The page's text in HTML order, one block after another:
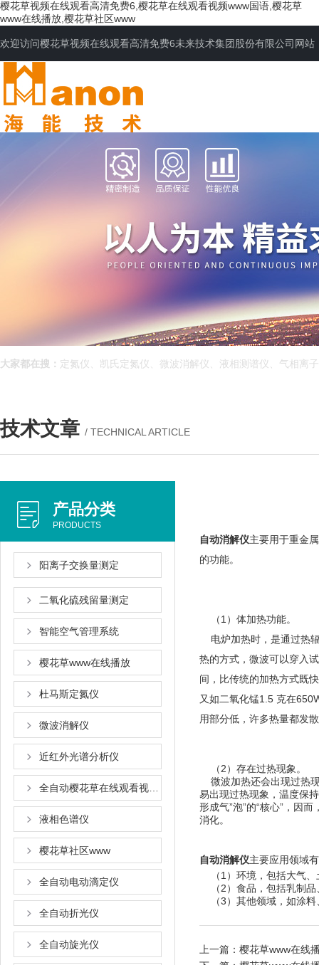
樱花草视频在线观看高清免费6,樱花草在线观看视频www国语,樱花草
www在线播放,樱花草社区www
欢迎访问樱花草视频在线观看高清免费6未来技术集团股份有限公司网站
网站首页
大家都在搜： 定氮仪、凯氏定氮仪、微波消解仪、液相测谱仪、气相离
技术文章 / TECHNICAL ARTICLE
产品分类
PRODUCTS
阳离子交换量测定
二氧化硫残留量测定
智能空气管理系统
樱花草www在线播放
杜马斯定氮仪
微波消解仪
近红外光谱分析仪
液相色谱仪
樱花草社区www
全自动电动滴定仪
全自动折光仪
全自动旋光仪
自动消解仪主要用于重金属元
的功能。
（1）体加热功能。
电炉加热时，是通过热
热的方式，微波可以穿入
间，比传统的加热方式
又如二氧化锰1.5 克在
用部分低，许多热量都发
（2）存在过热现象。
微波加热还会出现过热现象
易出现过热现象，温度保
形成气”泡”的“核心”，因而
消化。
自动消解仪主要应用领域有
（1）环境，包括大气、土
（2）食品，包括乳制品、
（3）其他领域，如涂料
上一篇： 樱花草www在线